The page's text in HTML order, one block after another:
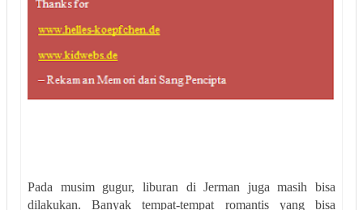
Pada musim gugur, liburan di Jerman juga masih bisa
dilakukan. Banyak tempat-tempat romantis yang bisa